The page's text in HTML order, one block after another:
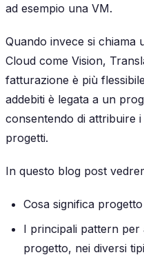
ad esempio una VM.
Quando invece si chiama
Cloud come Vision,
fatturazione è più
addebiti è legata a un
consentendo di attribuire
progetti.
In questo blog post
Cosa significa
I principali pattern
progetto, nei diversi